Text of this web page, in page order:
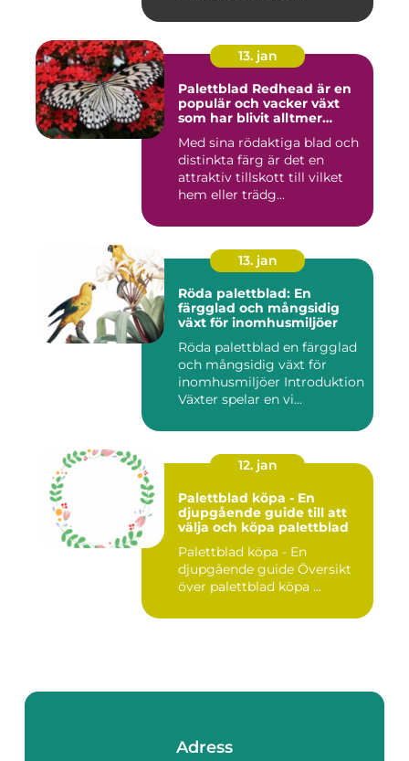
13. jan
Palettblad Redhead är en
populär och vacker växt
som har blivit alltmer
trädgårdsentusiaster
Med sina rödaktiga blad och
distinkta färg är det en
attraktiv tillskott till vilket
hem eller trädg...
13. jan
Röda palettblad: En
färgglad och mångsidig
växt för inomhusmiljöer
Röda palettblad en färgglad
och mångsidig växt för
inomhusmiljöer Introduktion
Växter spelar en vi...
12. jan
Palettblad köpa - En
djupgående guide till att
välja och köpa palettblad
Palettblad köpa - En
djupgående guide Översikt
över palettblad köpa ...
Adress